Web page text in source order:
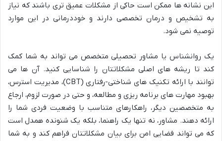
این نشانه ها ممکن است حاکی از مشکلات عمیق تری باشند که نیاز
به تشخیص و درمان تخصصی دارند و خوددرمانی در این موارد
توصیه نمی شود.
یک روانشناس یا مشاور تحصیلی متخصص می تواند به شما کمک
کند تا ریشه های اصلی مشکلاتتان را شناسایی کنید. آن ها می
توانند با ارائه تکنیک های شناختی-رفتاری (CBT)، مدیریت استرس،
بهبود مهارت های برنامه ریزی و مطالعه، و حتی در صورت لزوم، ارجاع
به متخصصین دیگر، راهکارهای متناسب با وضعیت فردی شما را
ارائه دهند. مشاور، نه تنها یک راهنما، بلکه یک شنونده همدل است
که می تواند فضایی امن برای بیان مشکلاتتان فراهم کند و به شما